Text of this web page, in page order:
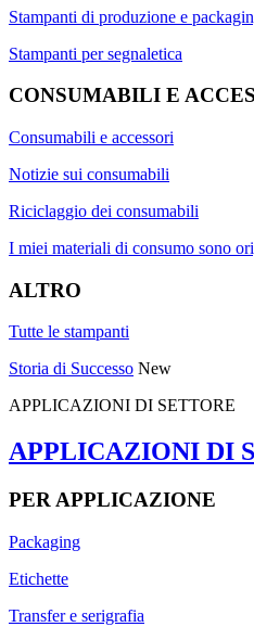
Stampanti di produzione e
Stampanti per segnaletica
CONSUMABILI E
Consumabili e accessori
Notizie sui consumabili
Riciclaggio dei consumabili
I miei materiali di consumo sono
ALTRO
Tutte le stampanti
Storia di Successo New
APPLICAZIONI DI SETTORE
APPLICAZIONI DI
PER APPLICAZIONE
Packaging
Etichette
Transfer e serigrafia